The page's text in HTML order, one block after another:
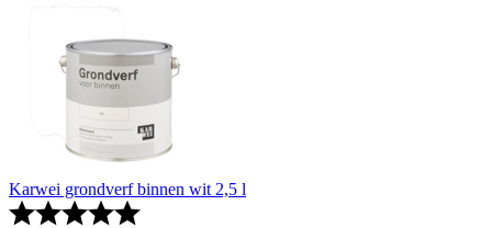
Karwei grondverf binnen wit 2,5 l